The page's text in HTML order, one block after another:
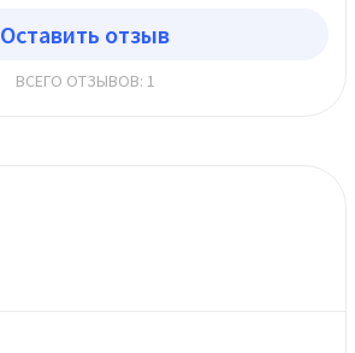
Оставить отзыв
ВСЕГО ОТЗЫВОВ: 1